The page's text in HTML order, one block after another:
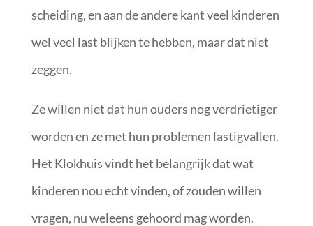
scheiding, en aan de andere kant veel kinderen
wel veel last blijken te hebben, maar dat niet
zeggen.
Ze willen niet dat hun ouders nog verdrietiger
worden en ze met hun problemen lastigvallen.
Het Klokhuis vindt het belangrijk dat wat
kinderen nou echt vinden, of zouden willen
vragen, nu weleens gehoord mag worden.